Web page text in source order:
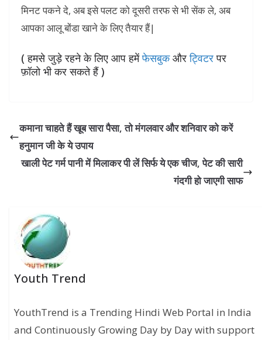
मिनट पकने दे, अब इसे पलट को दूसरी तरफ से भी सेंक ले, अब
आपका आलू बोंडा खाने के लिए तैयार हैं|
( हमसे जुड़े रहने के लिए आप हमेंफेसबुकऔरट्विटरपर
फ़ॉलो भी कर सकते हैं )
कमाना चाहते हैं खूब सारा पैसा, तो मंगलवार और शनिवार को करें
हनुमान जी के ये उपाय
खाली पेट गर्म पानी में मिलाकर पी लें सिर्फ ये एक चीज, पेट की सारी
गंदगी हो जाएगी साफ
Youth Trend
YouthTrend is a Trending Hindi Web Portal in India
and Continuously Growing Day by Day with support